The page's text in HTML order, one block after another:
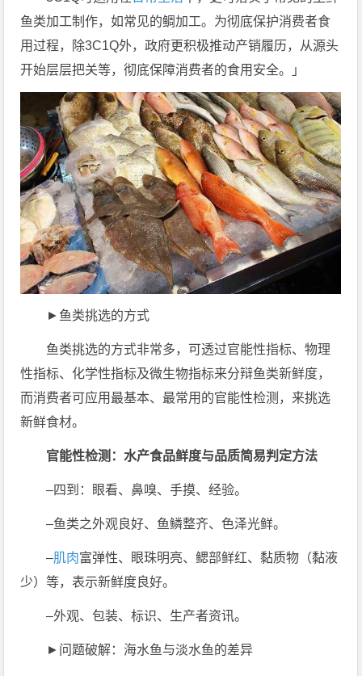
鱼类加工制作，如常见的鲷加工。为彻底保护消费者食
用过程，除3C1Q外，政府更积极推动产销履历，从源头
开始层层把关等，彻底保障消费者的食用安全。」
►鱼类挑选的方式
鱼类挑选的方式非常多，可透过官能性指标、物理
性指标、化学性指标及微生物指标来分辩鱼类新鲜度，
而消费者可应用最基本、最常用的官能性检测，来挑选
新鲜食材。
官能性检测：水产食品鲜度与品质简易判定方法
–四到：眼看、鼻嗅、手摸、经验。
–鱼类之外观良好、鱼鳞整齐、色泽光鲜。
–肌肉富弹性、眼珠明亮、鳃部鲜红、黏质物（黏液
少）等，表示新鲜度良好。
–外观、包装、标识、生产者资讯。
►问题破解：海水鱼与淡水鱼的差异